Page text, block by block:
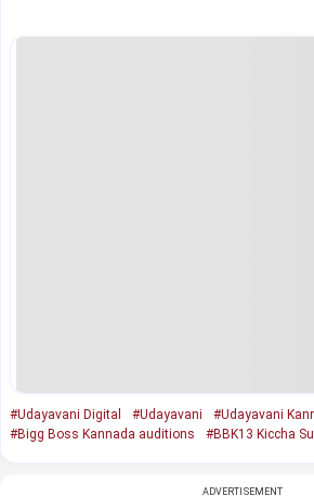
#Udayavani Digital #Udayavani #Udayavani
#Bigg Boss Kannada auditions
#BBK13 Kiccha
ADVERTISEMENT